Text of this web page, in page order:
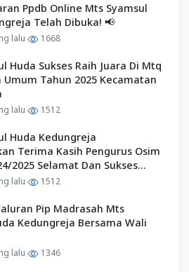
Ppdb Online Mts Syamsul
Telah Dibuka! 📢
lalu 1668
Huda Sukses Raih Juara Di Mtq
Umum Tahun 2025 Kecamatan
lalu 1512
Huda Kedungreja
Terima Kasih Pengurus Osim
2025 Selamat Dan Sukses
Osim Periode 2025/2026
lalu 1512
Pip Madrasah Mts
Kedungreja Bersama Wali
lalu 1346